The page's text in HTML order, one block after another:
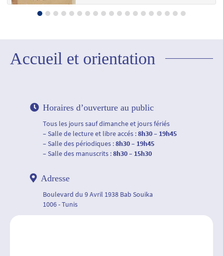
Accueil et orientation
Horaires d’ouverture au public
Tous les jours sauf dimanche et jours fériés
– Salle de lecture et libre accés :8h30 – 19h45
– Salle des périodiques :8h30 – 19h45
– Salle des manuscrits :8h30 – 15h30
Adresse
Boulevard du 9 Avril 1938 Bab Souika
1006 - Tunis